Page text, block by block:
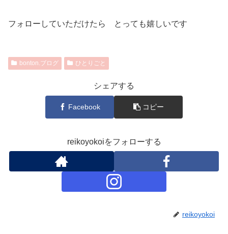
フォローしていただけたら とっても嬉しいです
bonton.ブログ ひとりごと
シェアする
Facebook コピー
reikoyokoiをフォローする
reikoyokoi